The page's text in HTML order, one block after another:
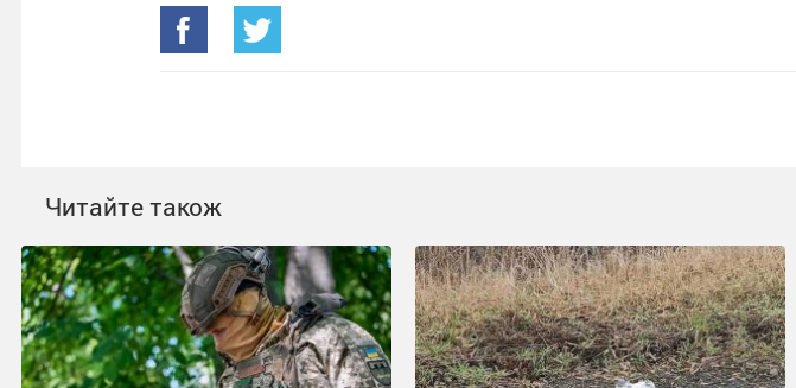
Читайте також